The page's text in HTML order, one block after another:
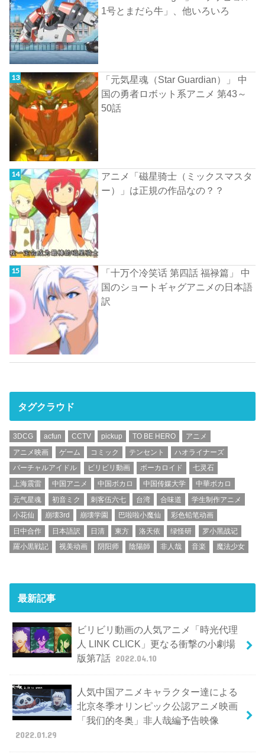
1号とまだら牛」、他いろいろ
「元気星魂（Star Guardian）」 中
国の勇者ロボット系アニメ 第43～
50話
アニメ「磁星骑士（ミックスマスタ
ー）」は正規の作品なの？？
「十万个冷笑话 第四話 福禄篇」 中
国のショートギャグアニメの日本語
訳
タグクラウド
3DCG acfun CCTV pickup TO BE HERO
アニメ
アニメ映画
ゲーム コミック テンセント
ハオライナーズ
バーチャルアイドル
ビリビリ動画 ボーカロイド
七灵石
上海震雷
中国アニメ 中国ボカロ 中国传媒大学
中華ボカロ
元气星魂
初音ミク 刺客伍六七 台湾 合味道
学生制作アニメ
小花仙
崩壊3rd 崩壊学園 巴啦啦小魔仙
彩色铅笔动画
日中合作
日本語訳 日清 東方 洛天依 绿怪研
罗小黑战记
羅小黒戦記
视美动画 阴阳师 陰陽師 非人哉 音楽 魔法少女
最新記事
ビリビリ動画の人気アニメ「時光代理
人 LINK CLICK」更なる衝撃の小劇場
版第7話 2022.04.10
人気中国アニメキャラクター達による
北京冬季オリンピック公認アニメ映画
「我们的冬奥」非人哉編予告映像
2022.01.29